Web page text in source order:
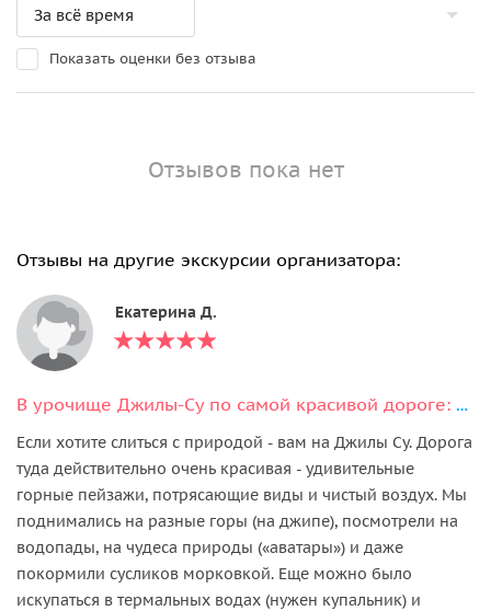
Показать оценки без отзыва
Отзывов пока нет
Отзывы на другие экскурсии организатора:
Екатерина Д.
В урочище Джилы-Су по самой красивой дороге: Шаджатмаз, скалы Аватары
Если хотите слиться с природой - вам на Джилы Су. Дорога
туда действительно очень красивая - удивительные
горные пейзажи, потрясающие виды и чистый воздух. Мы
поднимались на разные горы (на джипе), посмотрели на
водопады, на чудеса природы («аватары») и даже
покормили сусликов морковкой. Еще можно было
искупаться в термальных водах (нужен купальник) и